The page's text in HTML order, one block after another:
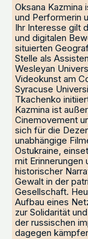
Oksana Kazmina
und Performerin
Ihr Interesse gilt
und digitalen
situierten
Stelle als
Wesleyan
Videokunst am
Syracuse
Tkachenko
Kazmina ist
Cinemovement
sich für die
unabhängige
Ostukraine,
mit
historischer
Gewalt in der
Gesellschaft.
Aufbau eines
zur Solidarität
der russischen
dagegen